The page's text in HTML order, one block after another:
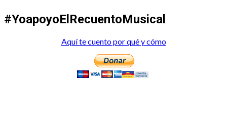
#YoapoyoElRecuentoMusical
Aquí te cuento por qué y cómo